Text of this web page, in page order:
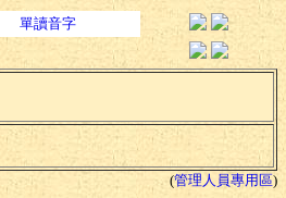
單讀音字
(管理人員專用區)